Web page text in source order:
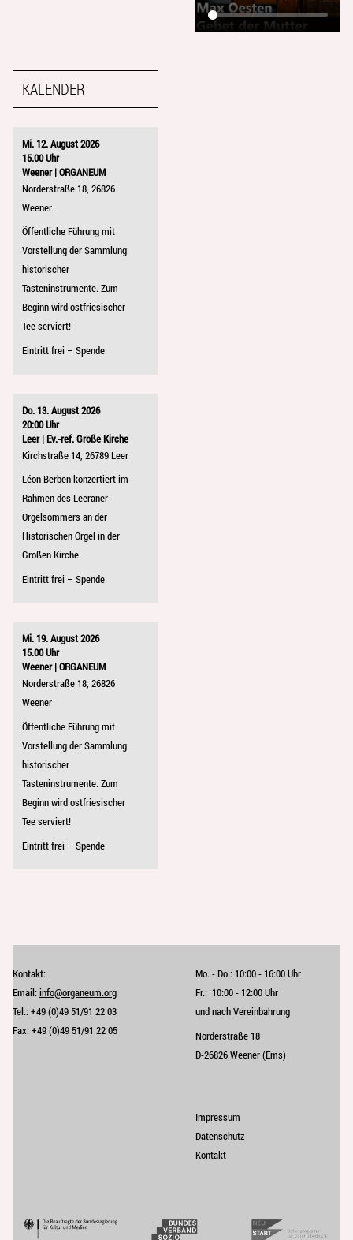
KALENDER
Mi. 12. August 2026
15.00 Uhr
Weener | ORGANEUM
Norderstraße 18, 26826
Weener
Öffentliche Führung mit
Vorstellung der Sammlung
historischer
Tasteninstrumente. Zum
Beginn wird ostfriesischer
Tee serviert!
Eintritt frei – Spende
Do. 13. August 2026
20:00 Uhr
Leer | Ev.-ref. Große Kirche
Kirchstraße 14, 26789 Leer
Léon Berben konzertiert im
Rahmen des Leeraner
Orgelsommers an der
Historischen Orgel in der
Großen Kirche
Eintritt frei – Spende
Mi. 19. August 2026
15.00 Uhr
Weener | ORGANEUM
Norderstraße 18, 26826
Weener
Öffentliche Führung mit
Vorstellung der Sammlung
historischer
Tasteninstrumente. Zum
Beginn wird ostfriesischer
Tee serviert!
Eintritt frei – Spende
Impressum
Datenschutz
Kontakt
Kontakt:
Email:info@organeum.org
Tel.:+49 (0)49 51/91 22 03
Fax:+49 (0)49 51/91 22 05
Mo. - Do.: 10:00 - 16:00 Uhr
Fr.: 10:00 - 12:00 Uhr
und nach Vereinbahrung
Norderstraße 18
D-26826 Weener (Ems)